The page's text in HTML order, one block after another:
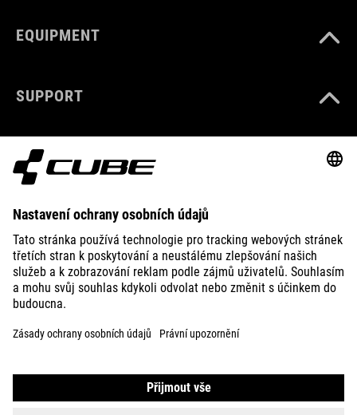
EQUIPMENT
SUPPORT
ABOUT US
EXPLORE
ROMANIA ČEŠTINA